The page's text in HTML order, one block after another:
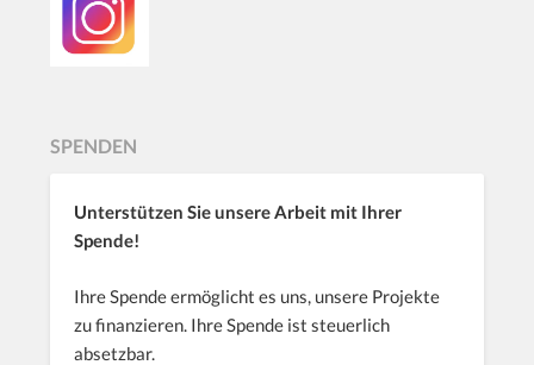
SPENDEN
Unterstützen Sie unsere Arbeit mit Ihrer
Spende!
Ihre Spende ermöglicht es uns, unsere Projekte
zu finanzieren. Ihre Spende ist steuerlich
absetzbar.